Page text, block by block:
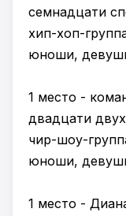
семнадцати
хип-хоп-
юноши,
1 место -
двадцати
чир-шоу-
юноши,
1 место -